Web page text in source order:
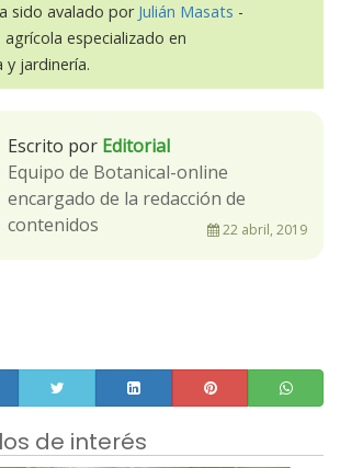
sido avalado por Julián Masats -
especializado en
jardinería.
Escrito por Editorial
Equipo de Botanical-online
encargado de la redacción de
contenidos
22 abril, 2019
de interés